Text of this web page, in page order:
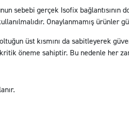
sebebi gerçek Isofix
Onaylanmamış ürünler
üst kısmını da sabitleyerek
kritik öneme sahiptir. Bu nedenle